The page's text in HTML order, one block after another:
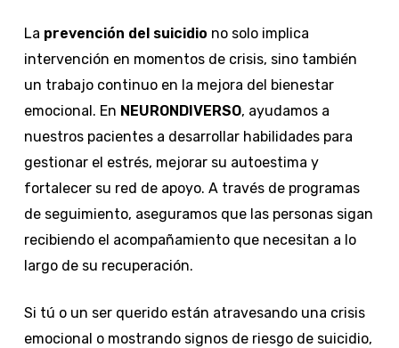
La prevención del suicidio no solo implica
intervención en momentos de crisis, sino también
un trabajo continuo en la mejora del bienestar
emocional. En NEURONDIVERSO, ayudamos a
nuestros pacientes a desarrollar habilidades para
gestionar el estrés, mejorar su autoestima y
fortalecer su red de apoyo. A través de programas
de seguimiento, aseguramos que las personas sigan
recibiendo el acompañamiento que necesitan a lo
largo de su recuperación.
Si tú o un ser querido están atravesando una crisis
emocional o mostrando signos de riesgo de suicidio,